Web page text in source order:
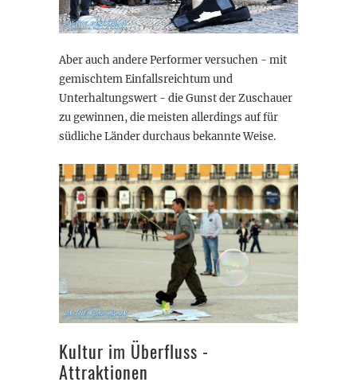
Aber auch andere Performer versuchen - mit
gemischtem Einfallsreichtum und
Unterhaltungswert - die Gunst der Zuschauer
zu gewinnen, die meisten allerdings auf für
südliche Länder durchaus bekannte Weise.
Kultur im Überfluss -
Attraktionen